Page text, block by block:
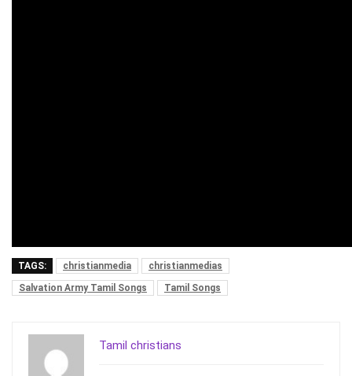
TAGS: christianmedia
christianmedias
Salvation Army Tamil Songs
Tamil Songs
Tamil christians